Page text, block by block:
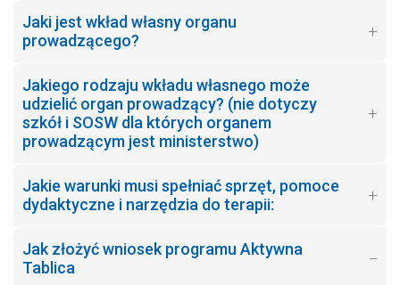
Jaki jest wkład własny organu
prowadzącego?
Jakiego rodzaju wkładu własnego może
udzielić organ prowadzący? (nie dotyczy
szkół i SOSW dla których organem
prowadzącym jest ministerstwo)
Jakie warunki musi spełniać sprzęt, pomoce
dydaktyczne i narzędzia do terapii:
Jak złożyć wniosek programu Aktywna
Tablica